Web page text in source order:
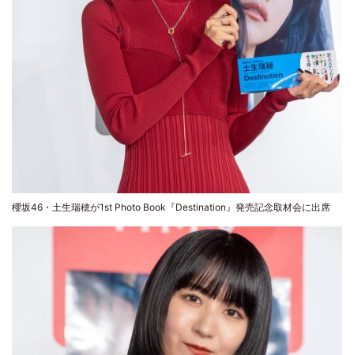
櫻坂46・土生瑞穂が1st Photo Book『Destination』発売記念取材会に出席